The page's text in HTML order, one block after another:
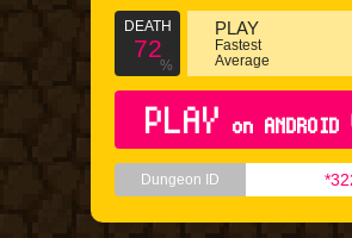
DEATH
72
%
PLAY
Fastest
Average
PLAY on ANDROID
Dungeon ID